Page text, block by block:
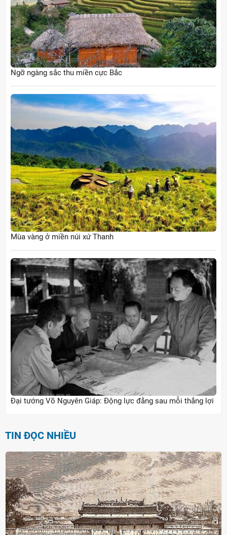
Ngỡ ngàng sắc thu miền cực Bắc
Mùa vàng ở miền núi xứ Thanh
Đại tướng Võ Nguyên Giáp: Động lực đằng sau mỗi thắng lợi
TIN ĐỌC NHIỀU